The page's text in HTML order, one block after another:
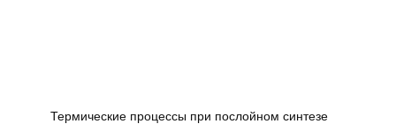
Термические процессы при послойном синтезе